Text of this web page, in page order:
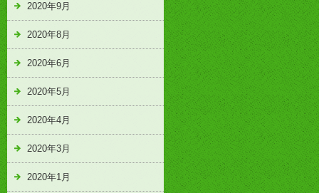
2020年9月
2020年8月
2020年6月
2020年5月
2020年4月
2020年3月
2020年1月